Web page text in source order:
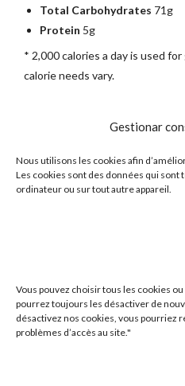
Gestionar
Nous utilisons les cookies afin
Les cookies sont des données qui
ordinateur ou sur tout autre appareil.
Vous pouvez choisir tous les cookies
pourrez toujours les désactiver de
désactivez nos cookies, vous pourriez
problèmes d’accès au site."
Total Carbohydrates 71g
Protein 5g
* 2,000 calories a day is used
calorie needs vary.
POPULAR POSTS
Mais d'où viennent
17 JUIN 2019
Les secrets des